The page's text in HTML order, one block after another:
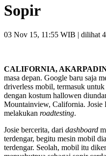
Sopir
03 Nov 15, 11:55 WIB | dilihat
CALIFORNIA,
masa depan. Google baru saja
driverless mobil, termasuk
dengan kostum hallowen
Mountainview, California. Josie
melakukan roadtesting.
Josie bercerita, dari dashboard
terdengar, begitu mesin mobil
terdengar. Seolah, mobil itu